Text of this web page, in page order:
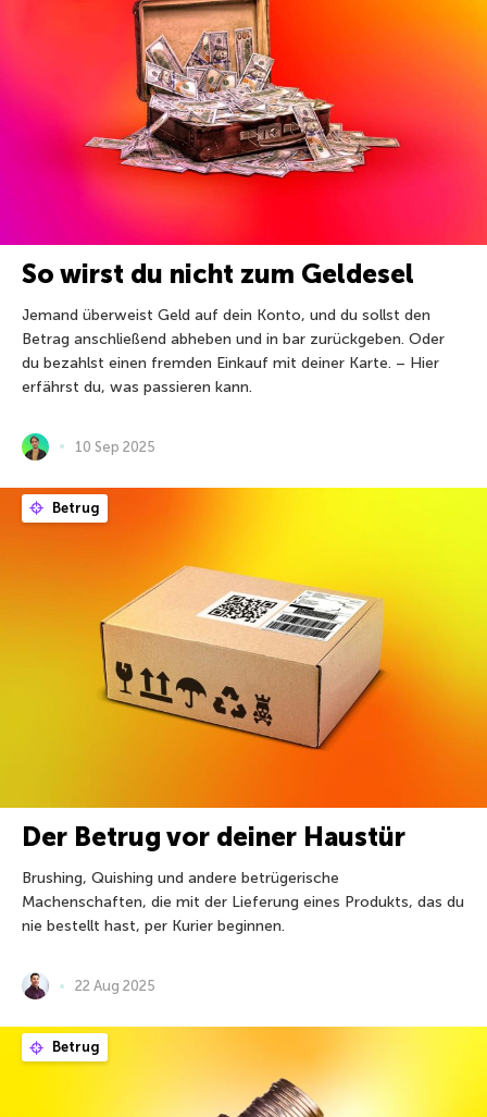
So wirst du nicht zum Geldesel
Jemand überweist Geld auf dein Konto, und du sollst den
Betrag anschließend abheben und in bar zurückgeben. Oder
du bezahlst einen fremden Einkauf mit deiner Karte. – Hier
erfährst du, was passieren kann.
10 Sep 2025
Betrug
Der Betrug vor deiner Haustür
Brushing, Quishing und andere betrügerische
Machenschaften, die mit der Lieferung eines Produkts, das du
nie bestellt hast, per Kurier beginnen.
22 Aug 2025
Betrug